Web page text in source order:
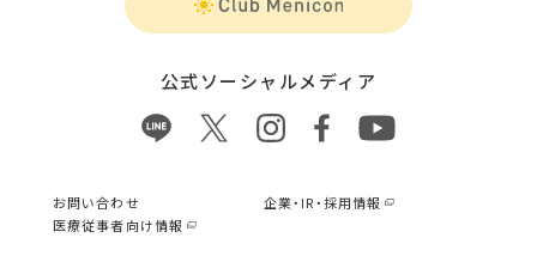
公式ソーシャルメディア
お問い合わせ
企業・IR・採用情報
医療従事者向け情報